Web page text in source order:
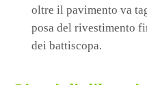
oltre il pavimento va
posa del rivestimento
dei battiscopa.